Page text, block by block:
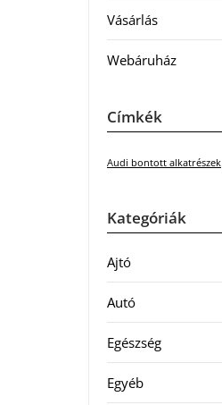
Vásárlás
Webáruház
Címkék
Audi bontott alkatrészek
Kategóriák
Ajtó
Autó
Egészség
Egyéb